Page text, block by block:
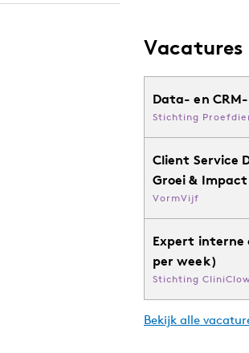
Vacatures
Data- en
Stichting
Client Service
Groei & Impact
VormVijf
Expert interne
per week)
Stichting
Bekijk alle